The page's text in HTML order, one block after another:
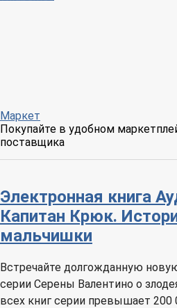
Маркет
Покупайте в удобном
поставщика
Электронная книга
Капитан Крюк.
мальчишки
Встречайте долгожданную
серии Серены Валентино о
всех книг серии превышает 200